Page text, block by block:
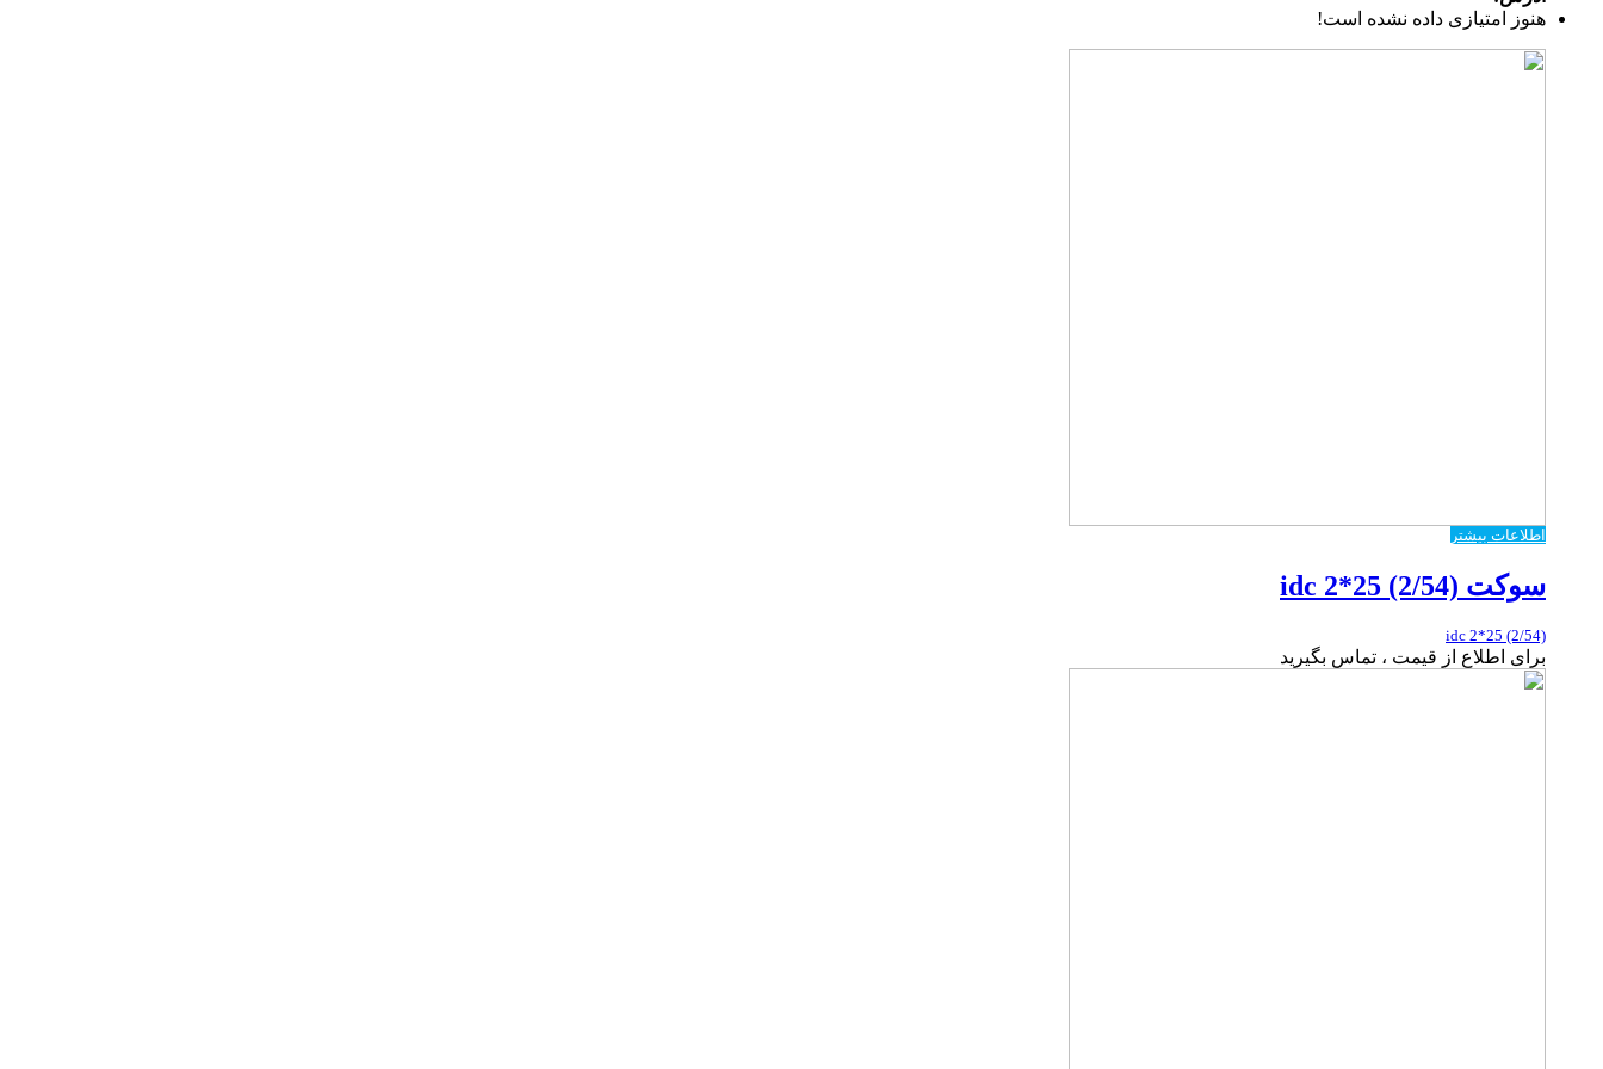
هنوز امتیازی داده نشده است!
اطلاعات بیشتر
سوکت idc 2*25 (2/54)
idc 2*25 (2/54)
برای اطلاع از قیمت ، تماس بگیرید